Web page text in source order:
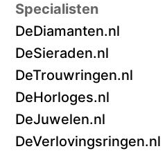
Specialisten
DeDiamanten.nl
DeSieraden.nl
DeTrouwringen.nl
DeHorloges.nl
DeJuwelen.nl
DeVerlovingsringen.nl